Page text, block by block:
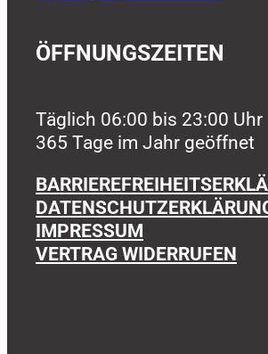
ÖFFNUNGSZEITEN
Täglich 06:00 bis 23:00 Uhr
365 Tage im Jahr geöffnet
IMPRESSUM
VERTRAG WIDERRUFEN